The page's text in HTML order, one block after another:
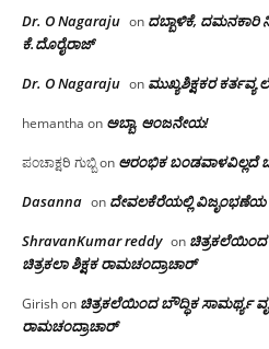
Dr. O Nagaraju on ದಬ್ಬಾಳಿಕೆ, ದಮನಕಾರಿ
ಕೆ.ದೊರೈರಾಜ್
Dr. O Nagaraju on ಮುಖ್ಯಶಿಕ್ಷಕರ
hemantha on ಅಬ್ಬಾ, ಆಂಜನೇಯ!
ಪಂಚಾಕ್ಷರಿ ಗುಬ್ಬಿon ಆರಂಭಿಕ
Dasanna on ದೇವಲಕೆರೆಯಲ್ಲಿ ವಿಜೃಂಭಣೆಯ
ShravanKumar reddy on ಚಿತ್ರಕಲೆಯಿಂದ
ಚಿತ್ರಕಲಾ ಶಿಕ್ಷಕ ರಾಮಚಂದ್ರಾಚಾರ್
Girishon ಚಿತ್ರಕಲೆಯಿಂದ ಬೌದ್ಧಿಕ ಸಾಮರ್ಥ್ಯ
ರಾಮಚಂದ್ರಾಚಾರ್